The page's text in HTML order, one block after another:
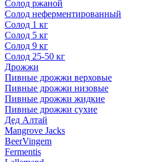
Солод ржаной
Солод неферментированный
Солод 1 кг
Солод 5 кг
Солод 9 кг
Солод 25-50 кг
Дрожжи
Пивные дрожжи верховые
Пивные дрожжи низовые
Пивные дрожжи жидкие
Пивные дрожжи сухие
Дед Алтай
Mangrove Jacks
BeerVingem
Fermentis